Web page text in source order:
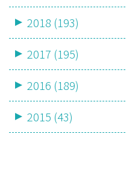
2018 (193)
2017 (195)
2016 (189)
2015 (43)